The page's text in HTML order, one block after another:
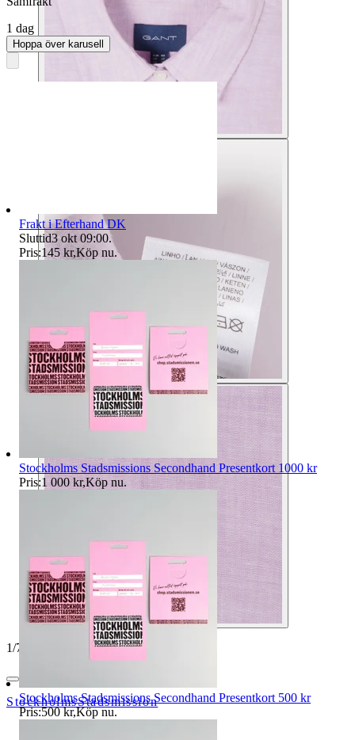
1/7
StockholmsStadsmission
1 dag
Hoppa över karusell
Frakt i Efterhand DK
Sluttid3 okt 09:00.
Pris:145 kr,Köp nu.
Stockholms Stadsmissions Secondhand Presentkort 1000 kr
Pris:1 000 kr,Köp nu.
Stockholms Stadsmissions Secondhand Presentkort 500 kr
Pris:500 kr,Köp nu.